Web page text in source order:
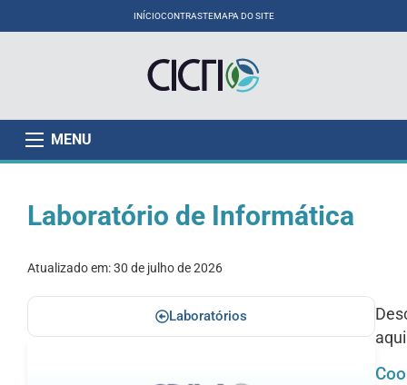
INÍCIOCONTRASTEMAPA DO SITE
MENU
Laboratório de Informática
Atualizado em:30 de julho de 2026
Laboratórios